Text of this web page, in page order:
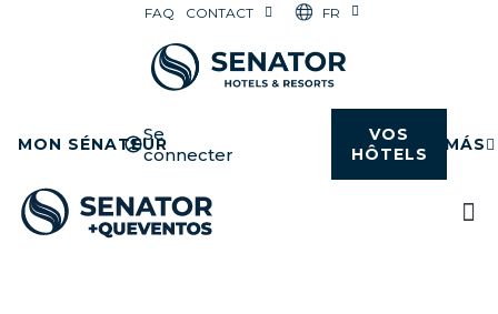
FAQ CONTACT FR
MON SÉNATEUR
Se
connecter
VOS
HÔTELS
MÁS